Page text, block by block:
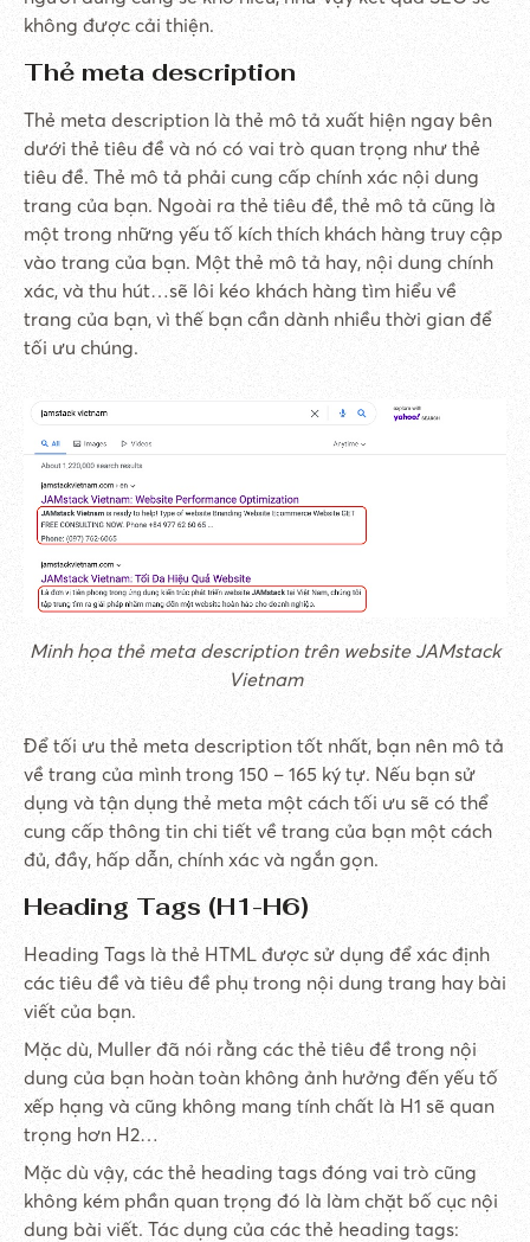
không được cải thiện.
Thẻ meta description
Thẻ meta description là thẻ mô tả xuất hiện ngay bên
dưới thẻ tiêu đề và nó có vai trò quan trọng như thẻ
tiêu đề. Thẻ mô tả phải cung cấp chính xác nội dung
trang của bạn. Ngoài ra thẻ tiêu đề, thẻ mô tả cũng là
một trong những yếu tố kích thích khách hàng truy cập
vào trang của bạn. Một thẻ mô tả hay, nội dung chính
xác, và thu hút…sẽ lôi kéo khách hàng tìm hiểu về
trang của bạn, vì thế bạn cần dành nhiều thời gian để
tối ưu chúng.
Minh họa thẻ meta description trên website JAMstack
Vietnam
Để tối ưu thẻ meta description tốt nhất, bạn nên mô tả
về trang của mình trong 150 – 165 ký tự. Nếu bạn sử
dụng và tận dụng thẻ meta một cách tối ưu sẽ có thể
cung cấp thông tin chi tiết về trang của bạn một cách
đủ, đầy, hấp dẫn, chính xác và ngắn gọn.
Heading Tags (H1-H6)
Heading Tags là thẻ HTML được sử dụng để xác định
các tiêu đề và tiêu đề phụ trong nội dung trang hay bài
viết của bạn.
Mặc dù, Muller đã nói rằng các thẻ tiêu đề trong nội
dung của bạn hoàn toàn không ảnh hưởng đến yếu tố
xếp hạng và cũng không mang tính chất là H1 sẽ quan
trọng hơn H2…
Mặc dù vậy, các thẻ heading tags đóng vai trò cũng
không kém phần quan trọng đó là làm chặt bố cục nội
dung bài viết. Tác dụng của các thẻ heading tags: